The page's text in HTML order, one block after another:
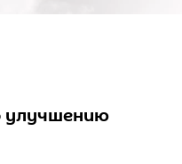
улучшению